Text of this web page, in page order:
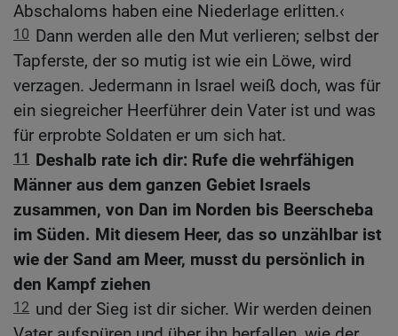
Abschaloms haben eine Niederlage erlitten.‹
10 Dann werden alle den Mut verlieren; selbst der
Tapferste, der so mutig ist wie ein Löwe, wird
verzagen. Jedermann in Israel weiß doch, was für
ein siegreicher Heerführer dein Vater ist und was
für erprobte Soldaten er um sich hat.
11
Deshalb rate ich dir: Rufe die wehrfähigen
Männer aus dem ganzen Gebiet Israels
zusammen, von Dan im Norden bis Beerscheba
im Süden. Mit diesem Heer, das so unzählbar ist
wie der Sand am Meer, musst du persönlich in
den Kampf ziehen
12 und der Sieg ist dir sicher. Wir werden deinen